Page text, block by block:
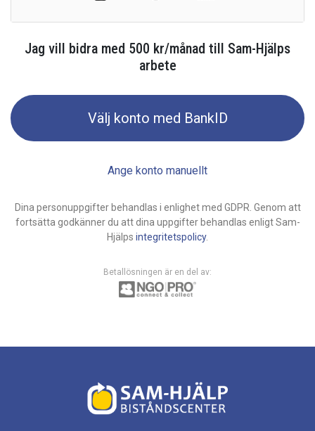
Jag vill bidra med 500 kr/månad till Sam-Hjälps
arbete
Välj konto med BankID
Ange konto manuellt
Dina personuppgifter behandlas i enlighet med GDPR. Genom att
fortsätta godkänner du att dina uppgifter behandlas enligt Sam-
Hjälps integritetspolicy.
Betallösningen är en del av: